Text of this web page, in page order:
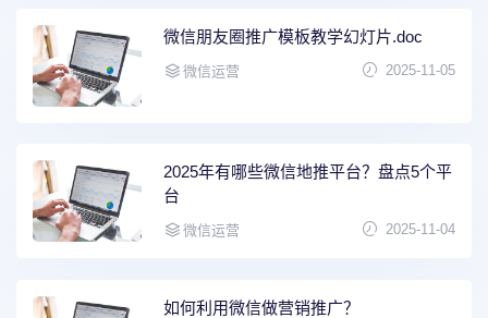
微信朋友圈推广模板教学幻灯片.doc
微信运营 2025-11-05
2025年有哪些微信地推平台？盘点5个平
台
微信运营 2025-11-04
如何利用微信做营销推广？